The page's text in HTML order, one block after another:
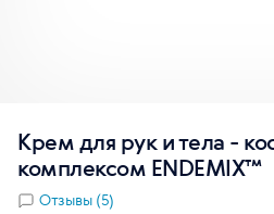
Крем для рук и тела -
комплексом ENDEMIX™
Отзывы (5)